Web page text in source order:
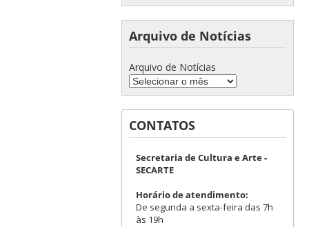
Arquivo de Notícias
Arquivo de Notícias
CONTATOS
Secretaria de Cultura e Arte -
SECARTE
Horário de atendimento:
De segunda a sexta-feira das 7h
às 19h